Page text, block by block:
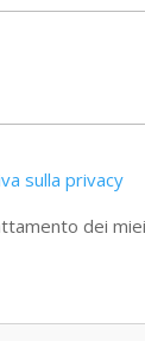
sulla privacy
dei